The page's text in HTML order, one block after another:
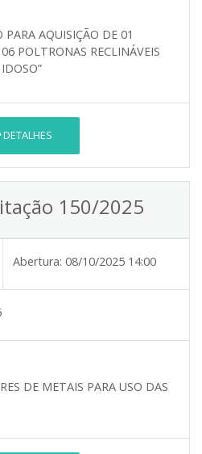
PARA AQUISIÇÃO DE 01
POLTRONAS RECLINÁVEIS
DETALHES
150/2025
Abertura: 08/10/2025 14:00
DE METAIS PARA USO DAS